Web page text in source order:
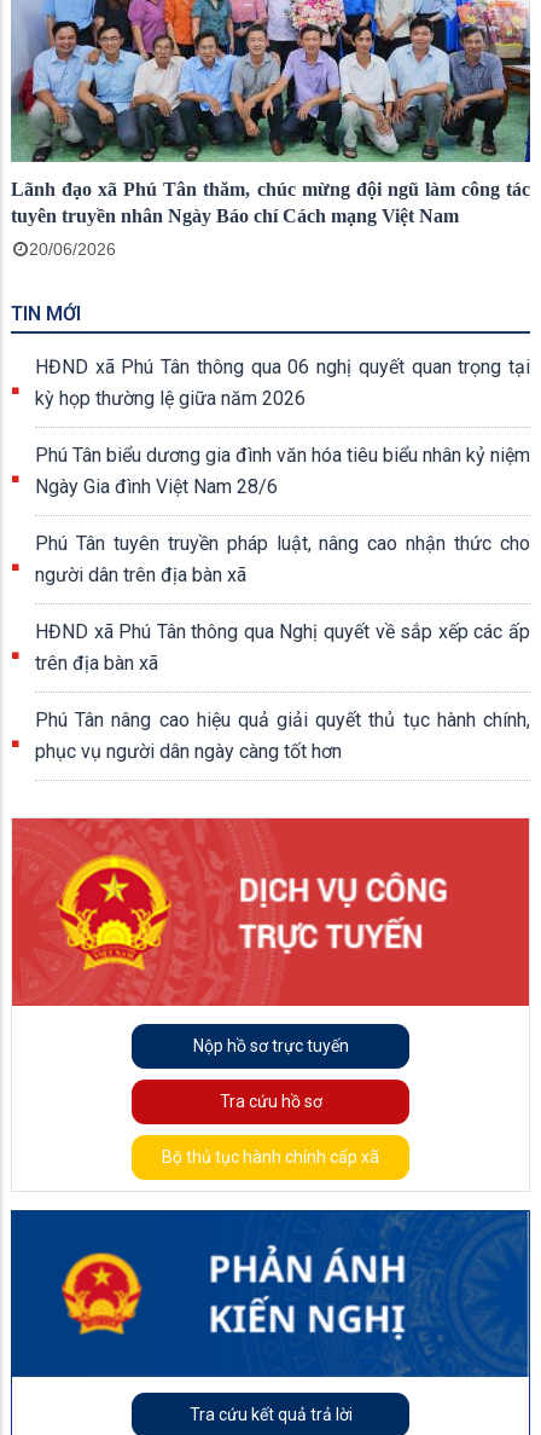
Lãnh đạo xã Phú Tân thăm, chúc mừng đội ngũ làm công tác
tuyên truyền nhân Ngày Báo chí Cách mạng Việt Nam
20/06/2026
TIN MỚI
HĐND xã Phú Tân thông qua 06 nghị quyết quan trọng tại
kỳ họp thường lệ giữa năm 2026
Phú Tân biểu dương gia đình văn hóa tiêu biểu nhân kỷ niệm
Ngày Gia đình Việt Nam 28/6
Phú Tân tuyên truyền pháp luật, nâng cao nhận thức cho
người dân trên địa bàn xã
HĐND xã Phú Tân thông qua Nghị quyết về sắp xếp các ấp
trên địa bàn xã
Phú Tân nâng cao hiệu quả giải quyết thủ tục hành chính,
phục vụ người dân ngày càng tốt hơn
Nộp hồ sơ trực tuyến
Tra cứu hồ sơ
Bộ thủ tục hành chính cấp xã
Tra cứu kết quả trả lời